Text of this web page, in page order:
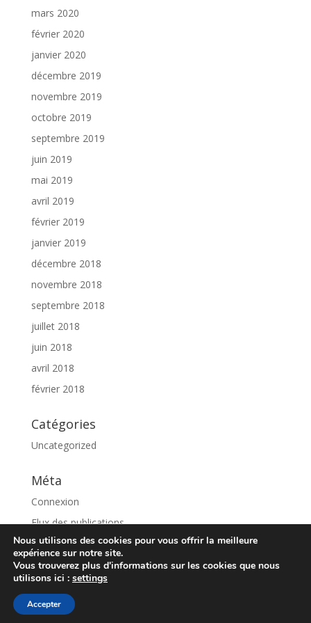
mars 2020
février 2020
janvier 2020
décembre 2019
novembre 2019
octobre 2019
septembre 2019
juin 2019
mai 2019
avril 2019
février 2019
janvier 2019
décembre 2018
novembre 2018
septembre 2018
juillet 2018
juin 2018
avril 2018
février 2018
Catégories
Uncategorized
Méta
Connexion
Flux des publications
Flux des commentaires
Site de WordPress-FR
Nous utilisons des cookies pour vous offrir la meilleure
expérience sur notre site.
Vous trouverez plus d'informations sur les cookies que nous
utilisons ici : settings
Accepter